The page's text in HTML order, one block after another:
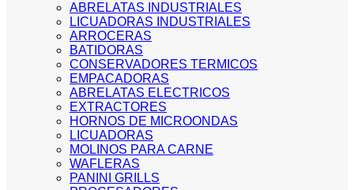
ABRELATAS INDUSTRIALES
LICUADORAS INDUSTRIALES
ARROCERAS
BATIDORAS
CONSERVADORES TERMICOS
EMPACADORAS
ABRELATAS ELECTRICOS
EXTRACTORES
HORNOS DE MICROONDAS
LICUADORAS
MOLINOS PARA CARNE
WAFLERAS
PANINI GRILLS